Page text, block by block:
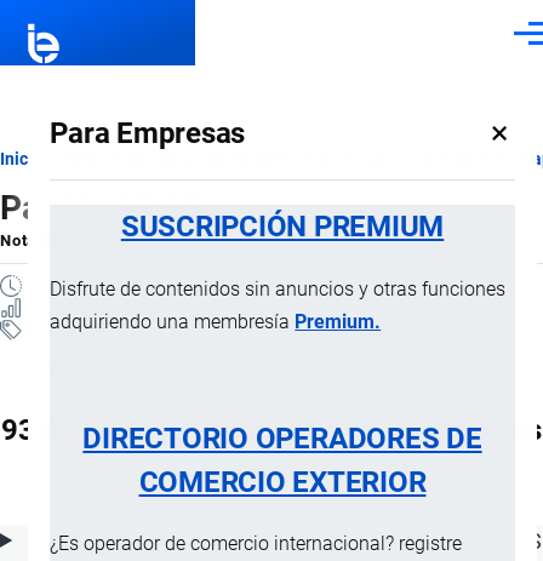
Para Empresas ×
SUSCRIPCIÓN PREMIUM
Disfrute de contenidos sin anuncios y otras funciones
adquiriendo una membresía Premium.
DIRECTORIO OPERADORES DE
COMERCIO EXTERIOR
¿Es operador de comercio internacional? registre
Ruta
de
navegación
Inicio
Partida 93.05
Nota ExplicativaporImportaciones …, 22 Julio, 2024
3 MINUTOS
Notas Explicativas
93.05 Partes y accesorios de los artículos
de las partidas 93.01 a 93.04
ÍNDICE DE CONTENIDOS